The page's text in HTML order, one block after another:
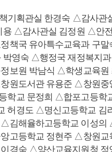
기획관실 한경숙 △감사관
△감사관실 김정원 △안
책국 유아특수교육과 구
영숙 △행정국 재정복지
보원 박남식 △학생교육
원도서관 유용준 △창원중
학교 문정희 △합포고등학
허경도 △명신고등학교 김
김해율하고등학교 이성의
고등학교 정현주 △창원교
경숙 △양산교육지원청